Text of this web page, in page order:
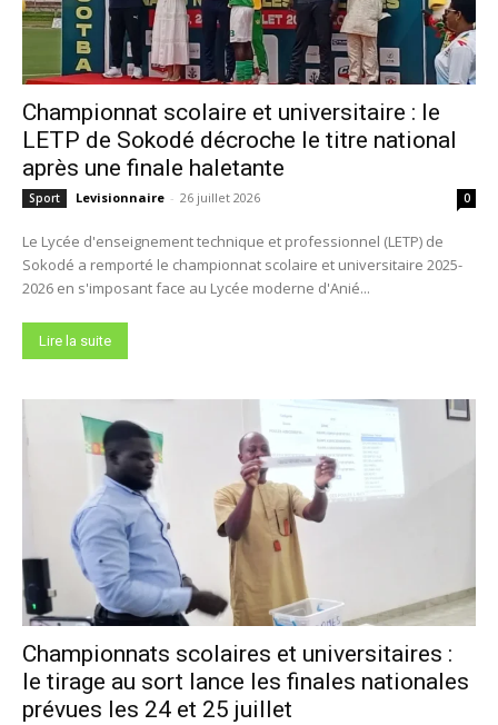
Championnat scolaire et universitaire : le
LETP de Sokodé décroche le titre national
après une finale haletante
Sport Levisionnaire - 26 juillet 2026 0
Le Lycée d'enseignement technique et professionnel (LETP) de
Sokodé a remporté le championnat scolaire et universitaire 2025-
2026 en s'imposant face au Lycée moderne d'Anié...
Lire la suite
Championnats scolaires et universitaires :
le tirage au sort lance les finales nationales
prévues les 24 et 25 juillet